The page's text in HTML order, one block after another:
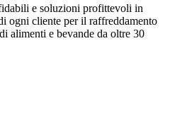
e soluzioni profittevoli in
ogni cliente per il raffreddamento
alimenti e bevande da oltre 30